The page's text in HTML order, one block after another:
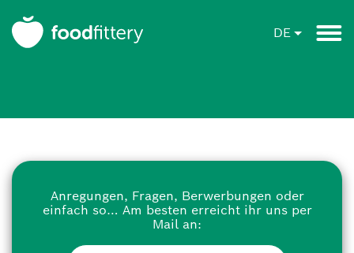
DE
Anregungen, Fragen, Berwerbungen oder
einfach so… Am besten erreicht ihr uns per
Mail an: